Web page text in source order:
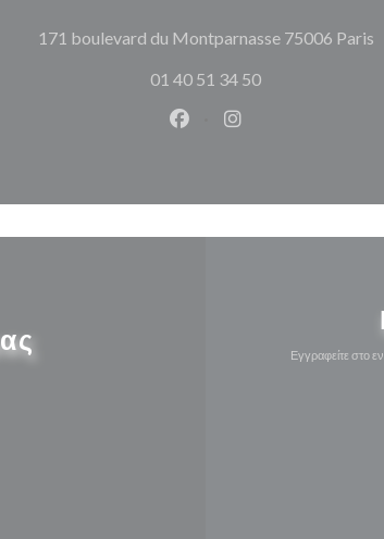
171 boulevard du Montparnasse 75006 Paris
01 40 51 34 50
Facebook ((ανοίγει σε
Instagram
Εγγραφείτε στο